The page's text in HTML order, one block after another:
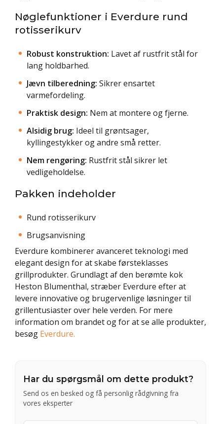
Nøglefunktioner i Everdure rund
rotisserikurv
Robust konstruktion: Lavet af rustfrit stål for
lang holdbarhed.
Jævn tilberedning: Sikrer ensartet
varmefordeling.
Praktisk design: Nem at montere og fjerne.
Alsidig brug: Ideel til grøntsager,
kyllingestykker og andre små retter.
Nem rengøring: Rustfrit stål sikrer let
vedligeholdelse.
Pakken indeholder
Rund rotisserikurv
Brugsanvisning
Everdure kombinerer avanceret teknologi med
elegant design for at skabe førsteklasses
grillprodukter. Grundlagt af den berømte kok
Heston Blumenthal, stræber Everdure efter at
levere innovative og brugervenlige løsninger til
grillentusiaster over hele verden. For mere
information om brandet og for at se alle produkter,
besøg Everdure.
Har du spørgsmål om dette produkt?
Send os en besked og få personlig rådgivning fra
vores eksperter